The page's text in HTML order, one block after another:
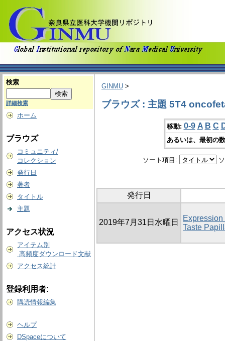
検索
詳細検索
ホーム
ブラウズ
コミュニティ/
コレクション
発行日
著者
タイトル
主題
アクセス状況
アイテム別
高頻度ダウンロード文献
アクセス統計
登録利用者:
購読情報編集
ヘルプ
DSpaceについて
GINMU >
ブラウズ : 主題 5T4
移動: 0-9 A B C
あるいは、最初の
ソート項目:
発行日
2019年7月31日水曜日
Taste